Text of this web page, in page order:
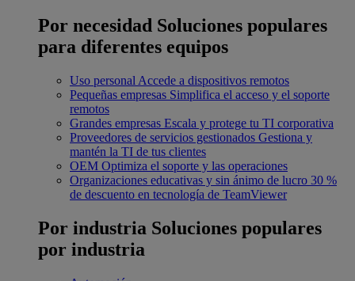
Por necesidad Soluciones populares
para diferentes equipos
Uso personal Accede a dispositivos remotos
Pequeñas empresas Simplifica el acceso y el soporte
remotos
Grandes empresas Escala y protege tu TI corporativa
Proveedores de servicios gestionados Gestiona y
mantén la TI de tus clientes
OEM Optimiza el soporte y las operaciones
Organizaciones educativas y sin ánimo de lucro 30 %
de descuento en tecnología de TeamViewer
Por industria Soluciones populares
por industria